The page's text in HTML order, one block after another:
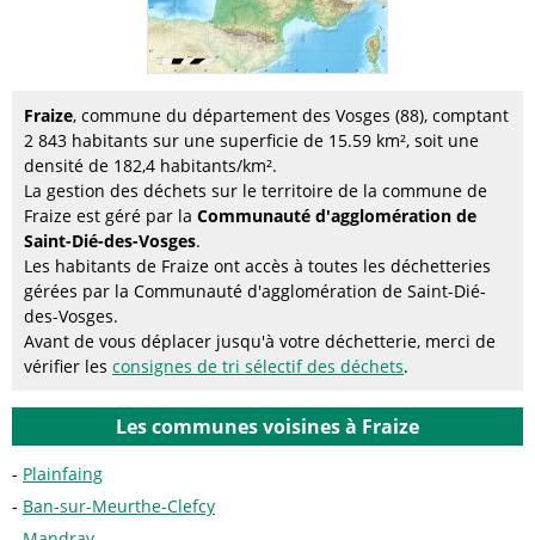
Fraize, commune du département des Vosges (88), comptant
2 843 habitants sur une superficie de 15.59 km², soit une
densité de 182,4 habitants/km².
La gestion des déchets sur le territoire de la commune de
Fraize est géré par la Communauté d'agglomération de
Saint-Dié-des-Vosges.
Les habitants de Fraize ont accès à toutes les déchetteries
gérées par la Communauté d'agglomération de Saint-Dié-
des-Vosges.
Avant de vous déplacer jusqu'à votre déchetterie, merci de
vérifier les consignes de tri sélectif des déchets.
Les communes voisines à Fraize
Plainfaing
Ban-sur-Meurthe-Clefcy